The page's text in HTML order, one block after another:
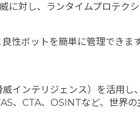
対し、ランタイムプロテク
性ボットを簡単に管理でき
インテリジェンス）を活用
、CTA、OSINTなど、世界の